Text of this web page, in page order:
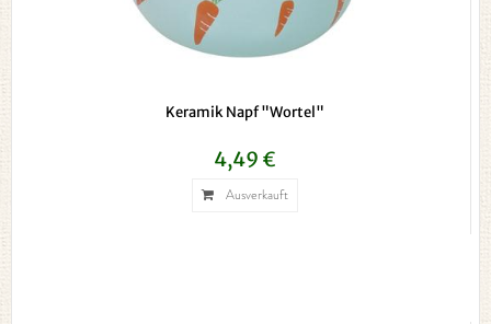
Keramik Napf "Wortel"
4,49 €
Ausverkauft